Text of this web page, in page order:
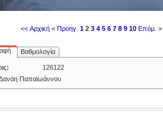
<< Αρχική < Προηγ. 1 2 3 4 5 6 7 8 9 10 Επόμ. >
Βαθμολογία
126122
Παπαϊωάννου